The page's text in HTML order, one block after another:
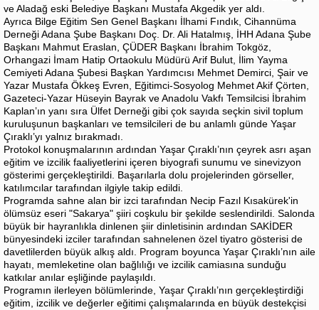
ve Aladağ eski Belediye Başkanı Mustafa Akgedik yer aldı.
Ayrıca Bilge Eğitim Sen Genel Başkanı İlhami Fındık, Cihannüma
Derneği Adana Şube Başkanı Doç. Dr. Ali Hatalmış, İHH Adana Şube
Başkanı Mahmut Eraslan, ÇÜDER Başkanı İbrahim Tokgöz,
Orhangazi İmam Hatip Ortaokulu Müdürü Arif Bulut, İlim Yayma
Cemiyeti Adana Şubesi Başkan Yardımcısı Mehmet Demirci, Şair ve
Yazar Mustafa Ökkeş Evren, Eğitimci-Sosyolog Mehmet Akif Çörten,
Gazeteci-Yazar Hüseyin Bayrak ve Anadolu Vakfı Temsilcisi İbrahim
Kaplan’ın yanı sıra Ülfet Derneği gibi çok sayıda seçkin sivil toplum
kuruluşunun başkanları ve temsilcileri de bu anlamlı günde Yaşar
Çıraklı’yı yalnız bırakmadı.
Protokol konuşmalarının ardından Yaşar Çıraklı’nın çeyrek asrı aşan
eğitim ve izcilik faaliyetlerini içeren biyografi sunumu ve sinevizyon
gösterimi gerçekleştirildi. Başarılarla dolu projelerinden görseller,
katılımcılar tarafından ilgiyle takip edildi.
Programda sahne alan bir izci tarafından Necip Fazıl Kısakürek'in
ölümsüz eseri "Sakarya" şiiri coşkulu bir şekilde seslendirildi. Salonda
büyük bir hayranlıkla dinlenen şiir dinletisinin ardından SAKİDER
bünyesindeki izciler tarafından sahnelenen özel tiyatro gösterisi de
davetlilerden büyük alkış aldı. Program boyunca Yaşar Çıraklı’nın aile
hayatı, memleketine olan bağlılığı ve izcilik camiasına sunduğu
katkılar anılar eşliğinde paylaşıldı.
Programın ilerleyen bölümlerinde, Yaşar Çıraklı’nın gerçekleştirdiği
eğitim, izcilik ve değerler eğitimi çalışmalarında en büyük destekçisi